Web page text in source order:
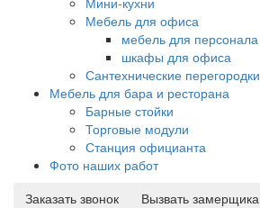
Мебель для офиса
мебель для персонала
шкафы для офиса
Сантехнические перегородки
Мебель для бара и ресторана
Барные стойки
Торговые модули
Станция официанта
Фото наших работ
Заказать звонок
Вызвать замерщика